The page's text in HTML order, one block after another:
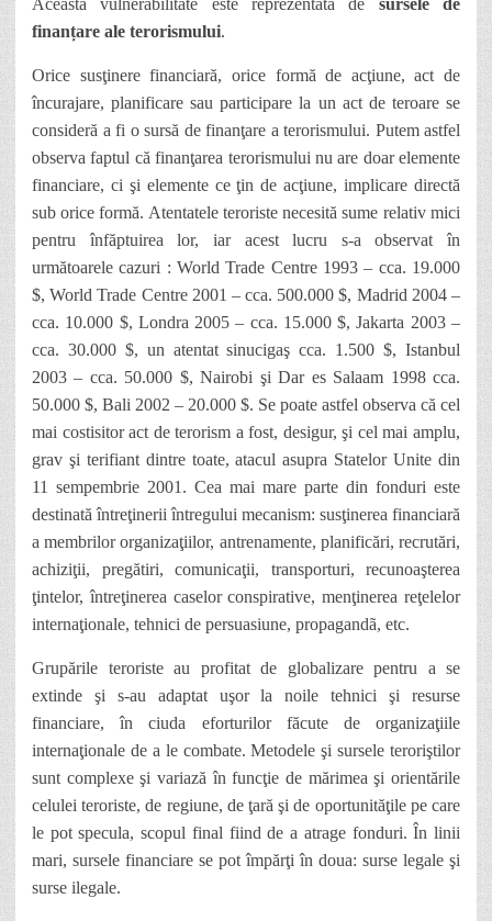
Această vulnerabilitate este reprezentată de sursele de
finanțare ale terorismului.
Orice susţinere financiară, orice formă de acţiune, act de
încurajare, planificare sau participare la un act de teroare se
consideră a fi o sursă de finanţare a terorismului. Putem astfel
observa faptul că finanţarea terorismului nu are doar elemente
financiare, ci şi elemente ce ţin de acţiune, implicare directă
sub orice formă. Atentatele teroriste necesită sume relativ mici
pentru înfăptuirea lor, iar acest lucru s-a observat în
următoarele cazuri : World Trade Centre 1993– cca. 19.000
$, World Trade Centre 2001 – cca. 500.000 $, Madrid 2004 –
cca. 10.000 $, Londra 2005 – cca. 15.000 $, Jakarta 2003 –
cca. 30.000 $, un atentat sinucigaş cca. 1.500$, Istanbul
2003 – cca. 50.000 $, Nairobi şi Dar es Salaam 1998 cca.
50.000 $, Bali 2002 – 20.000 $. Se poate astfel observa că cel
mai costisitor act de terorism a fost, desigur, şi cel mai amplu,
grav şi terifiant dintre toate, atacul asupra Statelor Unite din
11 sempembrie 2001. Cea mai mare parte din fonduri este
destinată întreţinerii întregului mecanism: susţinerea financiară
a membrilor organizaţiilor, antrenamente, planificări, recrutări,
achiziţii, pregătiri, comunicaţii, transporturi, recunoaşterea
ţintelor, întreţinerea caselor conspirative, menţinerea reţelelor
internaţionale, tehnici de persuasiune, propagandã, etc.
Grupările teroriste au profitat de globalizare pentru a se
extinde şi s-au adaptat uşor la noile tehnici şi resurse
financiare, în ciuda eforturilor făcute de organizaţiile
internaţionale de a le combate. Metodele şi sursele teroriştilor
sunt complexe şi variază în funcţie de mărimea şi orientările
celulei teroriste, de regiune, de ţară şi de oportunităţile pe care
le pot specula, scopul final fiind de a atrage fonduri. În linii
mari, sursele financiare se pot împărţi în doua: surse legale şi
surse ilegale.